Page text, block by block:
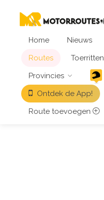
Home
Nieuws
Routes
Toerritten
Provincies
Ontdek de App!
Route toevoegen